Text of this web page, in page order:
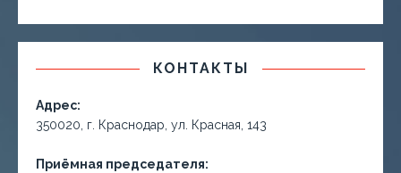
КОНТАКТЫ
Адрес:
350020, г. Краснодар, ул. Красная, 143
Приёмная председателя: